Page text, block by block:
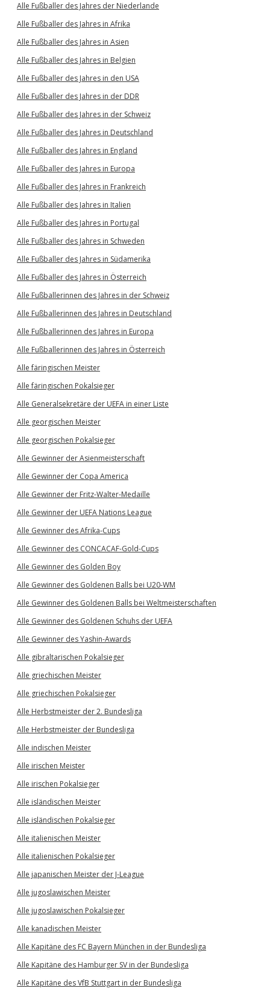
Alle Fußballer des Jahres der Niederlande
Alle Fußballer des Jahres in Afrika
Alle Fußballer des Jahres in Asien
Alle Fußballer des Jahres in Belgien
Alle Fußballer des Jahres in den USA
Alle Fußballer des Jahres in der DDR
Alle Fußballer des Jahres in der Schweiz
Alle Fußballer des Jahres in Deutschland
Alle Fußballer des Jahres in England
Alle Fußballer des Jahres in Europa
Alle Fußballer des Jahres in Frankreich
Alle Fußballer des Jahres in Italien
Alle Fußballer des Jahres in Portugal
Alle Fußballer des Jahres in Schweden
Alle Fußballer des Jahres in Südamerika
Alle Fußballer des Jahres in Österreich
Alle Fußballerinnen des Jahres in der Schweiz
Alle Fußballerinnen des Jahres in Deutschland
Alle Fußballerinnen des Jahres in Europa
Alle Fußballerinnen des Jahres in Österreich
Alle färingischen Meister
Alle färingischen Pokalsieger
Alle Generalsekretäre der UEFA in einer Liste
Alle georgischen Meister
Alle georgischen Pokalsieger
Alle Gewinner der Asienmeisterschaft
Alle Gewinner der Copa America
Alle Gewinner der Fritz-Walter-Medaille
Alle Gewinner der UEFA Nations League
Alle Gewinner des Afrika-Cups
Alle Gewinner des CONCACAF-Gold-Cups
Alle Gewinner des Golden Boy
Alle Gewinner des Goldenen Balls bei U20-WM
Alle Gewinner des Goldenen Balls bei Weltmeisterschaften
Alle Gewinner des Goldenen Schuhs der UEFA
Alle Gewinner des Yashin-Awards
Alle gibraltarischen Pokalsieger
Alle griechischen Meister
Alle griechischen Pokalsieger
Alle Herbstmeister der 2. Bundesliga
Alle Herbstmeister der Bundesliga
Alle indischen Meister
Alle irischen Meister
Alle irischen Pokalsieger
Alle isländischen Meister
Alle isländischen Pokalsieger
Alle italienischen Meister
Alle italienischen Pokalsieger
Alle japanischen Meister der J-League
Alle jugoslawischen Meister
Alle jugoslawischen Pokalsieger
Alle kanadischen Meister
Alle Kapitäne des FC Bayern München in der Bundesliga
Alle Kapitäne des Hamburger SV in der Bundesliga
Alle Kapitäne des VfB Stuttgart in der Bundesliga